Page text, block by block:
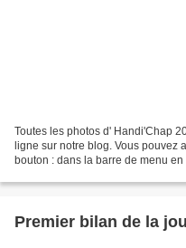
Toutes les photos d' Handi'Chap
ligne sur notre blog. Vous pouvez
bouton : dans la barre de menu
Premier bilan de la